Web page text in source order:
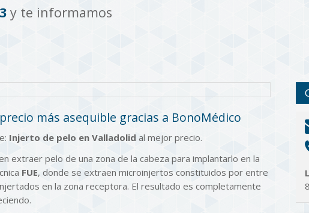
y te informamos
más asequible gracias a BonoMédico
Injerto de pelo en Valladolid al mejor precio.
extraer pelo de una zona de la cabeza para implantarlo en la
FUE, donde se extraen microinjertos constituidos por entre
en la zona receptora. El resultado es completamente